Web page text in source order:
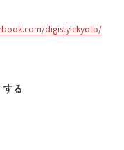
digistylekyoto/
る